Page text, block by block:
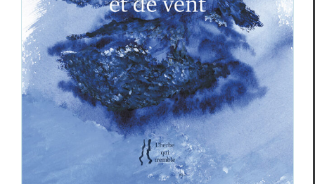
Tremble : Philippe Mathy,Derrière les
maisons, Judith Chavanne,De mémoire et
de vent
Critiques Judith Chavanne Philippe Mathy